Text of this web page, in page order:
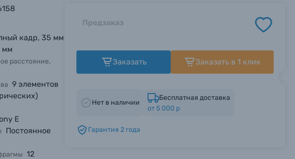
кадр, 35 мм
мм
расстояние,
9 элементов
E
Постоянное
12
Предзаказ
Заказать Заказать в 1 клик
Нет в наличии
Бесплатная доставка
от 5 000 р
Гарантия 2 года